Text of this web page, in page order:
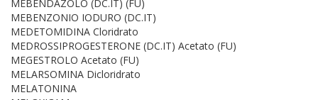
MEBENDAZOLO (DC.IT) (FU)
MEBENZONIO IODURO (DC.IT)
MEDETOMIDINA Cloridrato
MEDROSSIPROGESTERONE (DC.IT) Acetato (FU)
MEGESTROLO Acetato (FU)
MELARSOMINA Dicloridrato
MELATONINA